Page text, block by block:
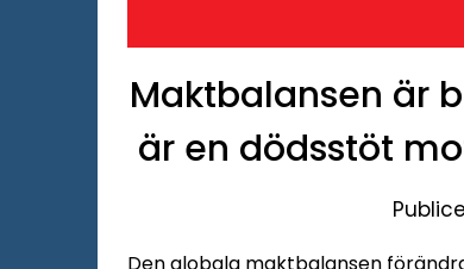
Maktbalansen är
är en dödsstöt
Den globala maktbalansen